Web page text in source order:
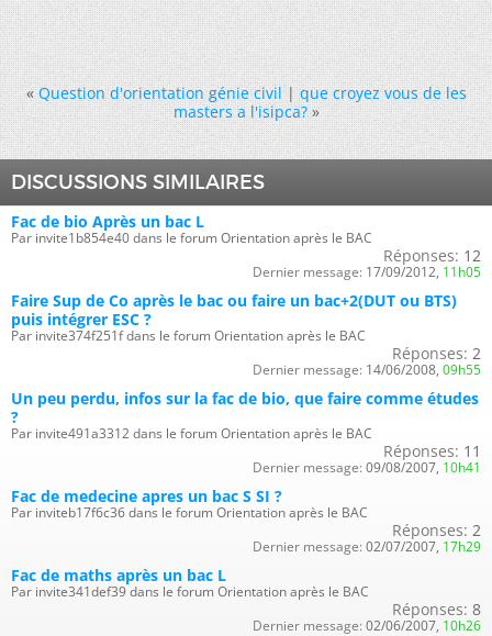
« Question d'orientation génie civil|que croyez vous de les
masters a l'isipca? »
DISCUSSIONS SIMILAIRES
Fac de bio Après un bac L
Par invite1b854e40 dans le forum Orientation après le BAC
Réponses: 12
Dernier message: 17/09/2012, 11h05
Faire Sup de Co après le bac ou faire un bac+2(DUT ou BTS)
puis intégrer ESC ?
Par invite374f251f dans le forum Orientation après le BAC
Réponses: 2
Dernier message: 14/06/2008, 09h55
Un peu perdu, infos sur la fac de bio, que faire comme études
?
Par invite491a3312 dans le forum Orientation après le BAC
Réponses: 11
Dernier message: 09/08/2007, 10h41
Fac de medecine apres un bac S SI ?
Par inviteb17f6c36 dans le forum Orientation après le BAC
Réponses: 2
Dernier message: 02/07/2007, 17h29
Fac de maths après un bac L
Par invite341def39 dans le forum Orientation après le BAC
Réponses: 8
Dernier message: 02/06/2007, 10h26